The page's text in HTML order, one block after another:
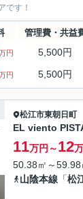
です！
管理費・共益
円 5,500円
円 5,500円
松江市東朝日町
EL viento
11万円～12
50.38㎡～
山陰本線 「松